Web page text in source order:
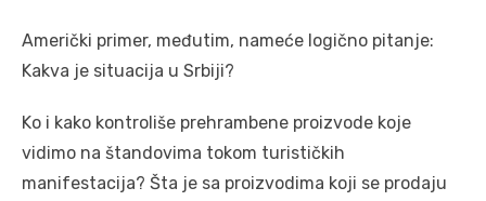
Američki primer, međutim, nameće logično pitanje:
Kakva je situacija u Srbiji?
Ko i kako kontroliše prehrambene proizvode koje
vidimo na štandovima tokom turističkih
manifestacija? Šta je sa proizvodima koji se prodaju